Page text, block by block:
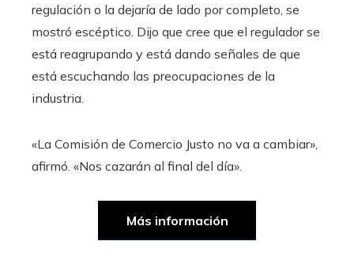
regulación o la dejaría de lado por completo, se
mostró escéptico. Dijo que cree que el regulador se
está reagrupando y está dando señales de que
está escuchando las preocupaciones de la
industria.
«La Comisión de Comercio Justo no va a cambiar»,
afirmó. «Nos cazarán al final del día».
Más información